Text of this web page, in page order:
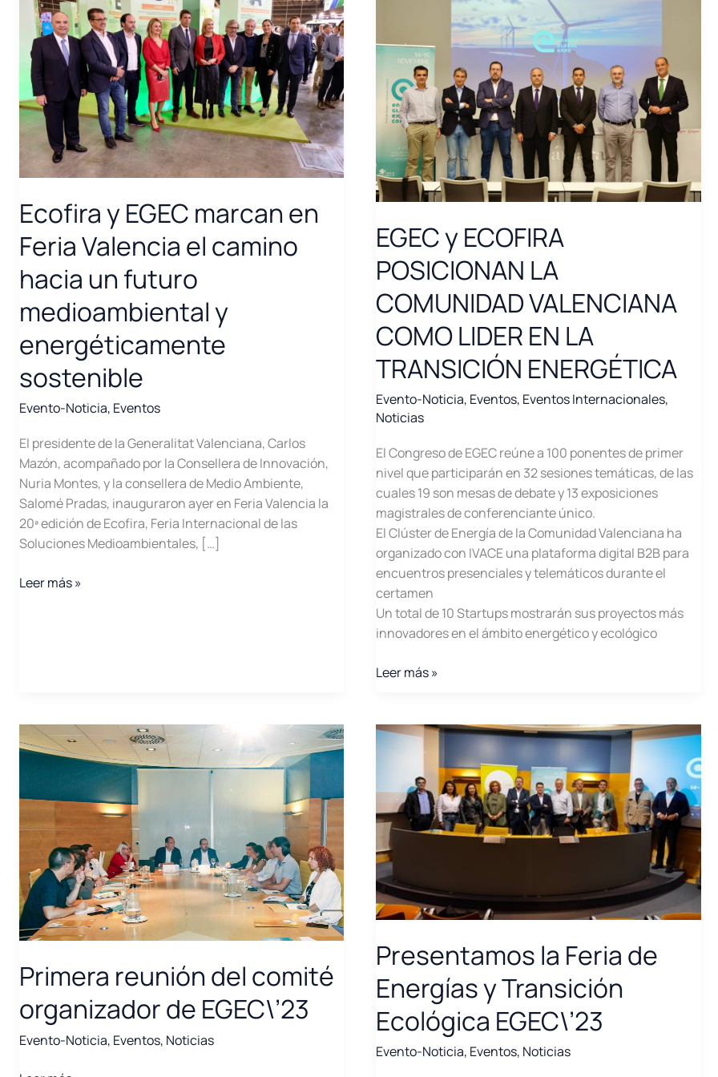
Ecofira y EGEC marcan en
Feria Valencia el camino
hacia un futuro
medioambiental y
energéticamente
sostenible
Evento-Noticia, Eventos
El presidente de la Generalitat Valenciana, Carlos
Mazón, acompañado por la Consellera de Innovación,
Nuria Montes, y la consellera de Medio Ambiente,
Salomé Pradas, inauguraron ayer en Feria Valencia la
20ª edición de Ecofira, Feria Internacional de las
Soluciones Medioambientales, […]
Ecofira
el
camino
hacia
futuro
medioambiental
energéticamente
sostenible
Leer más »
EGEC y ECOFIRA
POSICIONAN LA
COMUNIDAD VALENCIANA
COMO LIDER EN LA
TRANSICIÓN ENERGÉTICA
Evento-Noticia, Eventos, Eventos Internacionales,
Noticias
El Congreso de EGEC reúne a 100 ponentes de primer
nivel que participarán en 32 sesiones temáticas, de las
cuales 19 son mesas de debate y 13 exposiciones
magistrales de conferenciante único.
El Clúster de Energía de la Comunidad Valenciana ha
organizado con IVACE una plataforma digital B2B para
encuentros presenciales y telemáticos durante el
certamen
Un total de 10 Startups mostrarán sus proyectos más
innovadores en el ámbito energético y ecológico
EGEC
POSICIONAN
COMUNIDAD
VALENCIANA
COMO
LIDER
EN
LA
TRANSICIÓN
ENERGÉTICA
Leer más »
Primera reunión del comité
organizador de EGEC\’23
Evento-Noticia, Eventos, Noticias
Presentamos la Feria de
Energías y Transición
Ecológica EGEC\’23
Evento-Noticia, Eventos, Noticias